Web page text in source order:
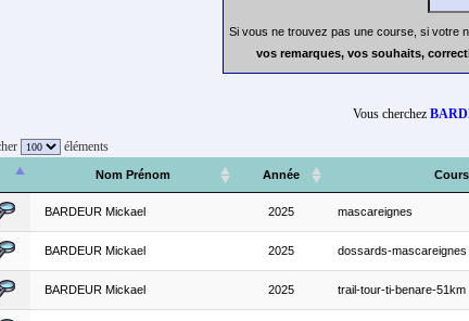
Si vous ne trouvez pas une course, si votre
vos remarques, vos souhaits,
Vous cherchez
éléments
Nom Prénom Année
BARDEUR Mickael 2025 mascareignes
BARDEUR Mickael 2025 dossards-mascareignes
BARDEUR Mickael 2025 trail-tour-ti-benare-51km